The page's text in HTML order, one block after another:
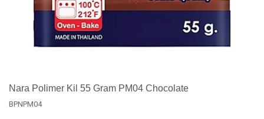
Nara Polimer Kil 55 Gram PM04 Chocolate
BPNPM04